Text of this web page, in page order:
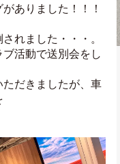
ありました！！！
れました・・・。
活動で送別会をし
だきましたが、車